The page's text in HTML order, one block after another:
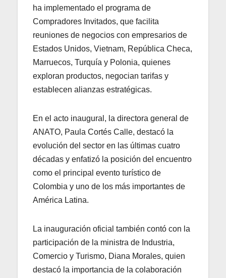
ha implementado el programa de
Compradores Invitados, que facilita
reuniones de negocios con empresarios de
Estados Unidos, Vietnam, República Checa,
Marruecos, Turquía y Polonia, quienes
exploran productos, negocian tarifas y
establecen alianzas estratégicas.
En el acto inaugural, la directora general de
ANATO, Paula Cortés Calle, destacó la
evolución del sector en las últimas cuatro
décadas y enfatizó la posición del encuentro
como el principal evento turístico de
Colombia y uno de los más importantes de
América Latina.
La inauguración oficial también contó con la
participación de la ministra de Industria,
Comercio y Turismo, Diana Morales, quien
destacó la importancia de la colaboración